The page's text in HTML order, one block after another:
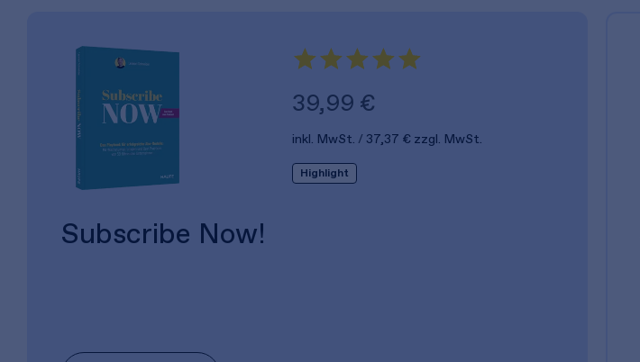
39,99 €
inkl. MwSt. 37,37 € zzgl. MwSt.
Highlight
Subscribe Now!